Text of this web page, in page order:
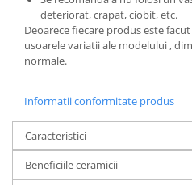
deteriorat, crapat, ciobit, etc.
Deoarece fiecare produs este
usoarele variatii ale modelului ,
normale.
Informatii conformitate produs
Caracteristici
Beneficiile ceramicii